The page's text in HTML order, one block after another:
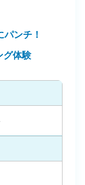
パンチ！
グ体験